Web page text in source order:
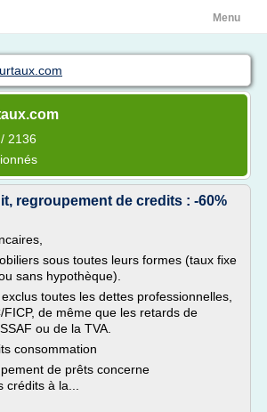
Menu
2136
regroupement de credits : -60%
sous toutes leurs formes (taux fixe
sans hypothèque).
toutes les dettes professionnelles,
FICP, de même que les retards de
ou de la TVA.
consommation
de prêts concerne
à la...